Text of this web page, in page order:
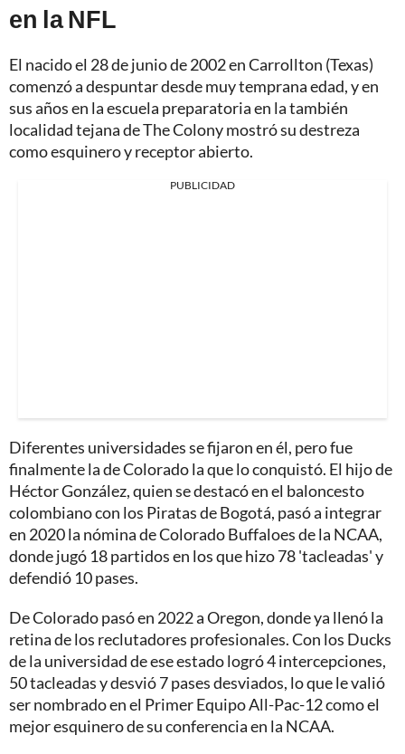
en la NFL
El nacido el 28 de junio de 2002 en Carrollton (Texas)
comenzó a despuntar desde muy temprana edad, y en
sus años en la escuela preparatoria en la también
localidad tejana de The Colony mostró su destreza
como esquinero y receptor abierto.
PUBLICIDAD
Diferentes universidades se fijaron en él, pero fue
finalmente la de Colorado la que lo conquistó. El hijo de
Héctor González, quien se destacó en el baloncesto
colombiano con los Piratas de Bogotá, pasó a integrar
en 2020 la nómina de Colorado Buffaloes de la NCAA,
donde jugó 18 partidos en los que hizo 78 'tacleadas' y
defendió 10 pases.
De Colorado pasó en 2022 a Oregon, donde ya llenó la
retina de los reclutadores profesionales. Con los Ducks
de la universidad de ese estado logró 4 intercepciones,
50 tacleadas y desvió 7 pases desviados, lo que le valió
ser nombrado en el Primer Equipo All-Pac-12 como el
mejor esquinero de su conferencia en la NCAA.